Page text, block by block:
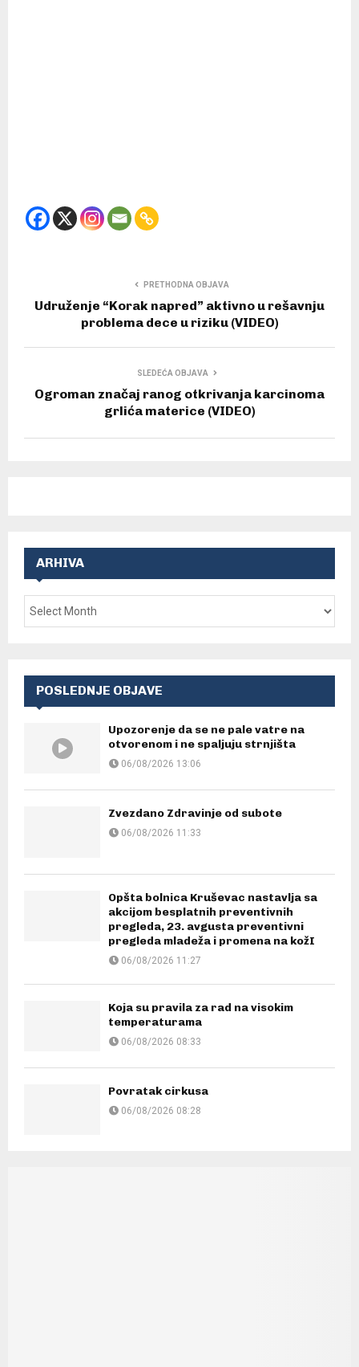
PRETHODNA OBJAVA
Udruženje “Korak napred” aktivno u rešavnju
problema dece u riziku (VIDEO)
SLEDEĆA OBJAVA
Ogroman značaj ranog otkrivanja karcinoma
grlića materice (VIDEO)
ARHIVA
POSLEDNJE OBJAVE
Upozorenje da se ne pale vatre na
otvorenom i ne spaljuju strnjišta
06/08/2026 13:06
Zvezdano Zdravinje od subote
06/08/2026 11:33
Opšta bolnica Kruševac nastavlja sa
akcijom besplatnih preventivnih
pregleda, 23. avgusta preventivni
pregleda mladeža i promena na kožI
06/08/2026 11:27
Koja su pravila za rad na visokim
temperaturama
06/08/2026 08:33
Povratak cirkusa
06/08/2026 08:28